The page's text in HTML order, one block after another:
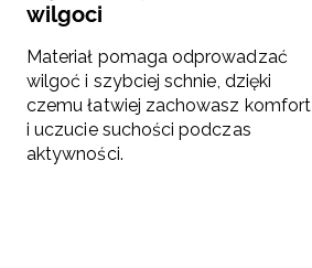
wilgoci
Materiał pomaga odprowadzać
wilgoć i szybciej schnie, dzięki
czemu łatwiej zachowasz komfort
i uczucie suchości podczas
aktywności.